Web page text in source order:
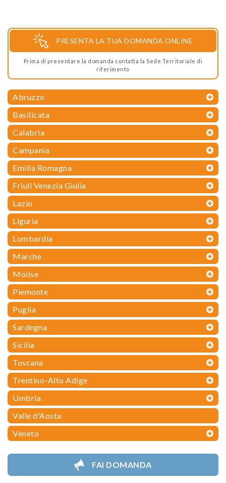
PRESENTA LA TUA DOMANDA ONLINE
Prima di presentare la domanda contatta la Sede Territoriale di
riferimento
Abruzzo
Basilicata
Calabria
Campania
Emilia Romagna
Friuli Venezia Giulia
Lazio
Liguria
Lombardia
Marche
Molise
Piemonte
Puglia
Sardegna
Sicilia
Toscana
Trentino-Alto Adige
Umbria
Valle d'Aosta
Veneto
FAI DOMANDA